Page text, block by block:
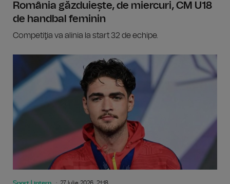
România găzduiește, de miercuri, CM U18
de handbal feminin
Competiţia va alinia la start 32 de echipe.